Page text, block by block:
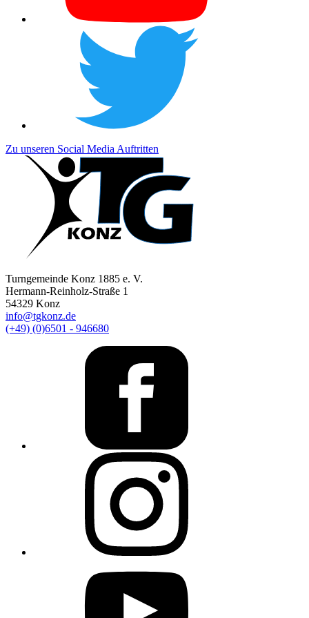
Zu unseren Social Media Auftritten
Turngemeinde Konz 1885 e. V.
Hermann-Reinholz-Straße 1
54329 Konz
info@tgkonz.de
(+49) (0)6501 - 946680